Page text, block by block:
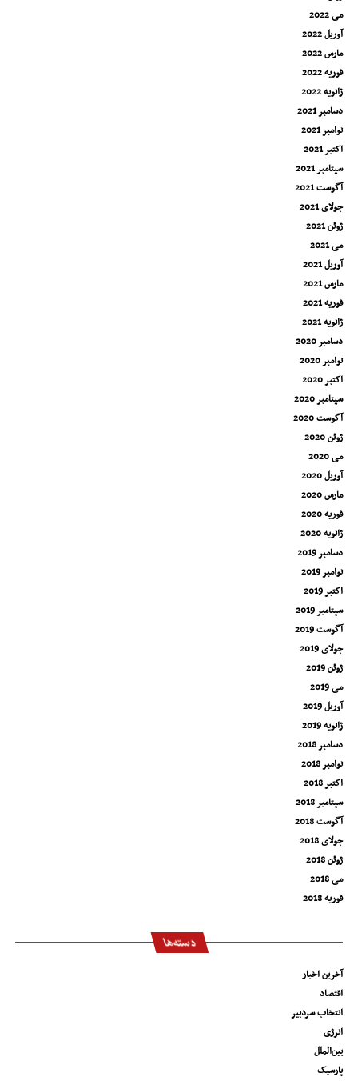
می 2022
آوریل 2022
مارس 2022
فوریه 2022
ژانویه 2022
دسامبر 2021
نوامبر 2021
اکتبر 2021
سپتامبر 2021
آگوست 2021
جولای 2021
ژوئن 2021
می 2021
آوریل 2021
مارس 2021
فوریه 2021
ژانویه 2021
دسامبر 2020
نوامبر 2020
اکتبر 2020
سپتامبر 2020
آگوست 2020
ژوئن 2020
می 2020
آوریل 2020
مارس 2020
فوریه 2020
ژانویه 2020
دسامبر 2019
نوامبر 2019
اکتبر 2019
سپتامبر 2019
آگوست 2019
جولای 2019
ژوئن 2019
می 2019
آوریل 2019
ژانویه 2019
دسامبر 2018
نوامبر 2018
اکتبر 2018
سپتامبر 2018
آگوست 2018
جولای 2018
ژوئن 2018
می 2018
فوریه 2018
دسته‌ها
آخرین اخبار
اقتصاد
انتخاب سردبیر
انرژی
بین‌الملل
پارسیک